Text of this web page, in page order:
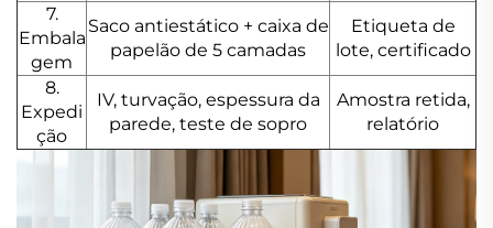
7.
Embala
gem
Saco antiestático + caixa de
papelão de 5 camadas
Etiqueta de
lote, certificado
8.
Expedi
ção
IV, turvação, espessura da
parede, teste de sopro
Amostra retida,
relatório